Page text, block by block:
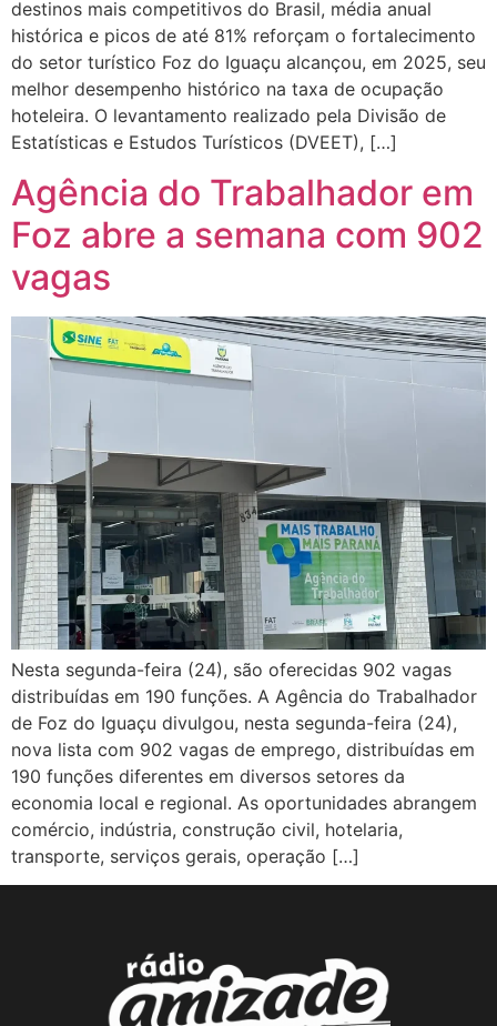
destinos mais competitivos do Brasil, média anual
histórica e picos de até 81% reforçam o fortalecimento
do setor turístico Foz do Iguaçu alcançou, em 2025, seu
melhor desempenho histórico na taxa de ocupação
hoteleira. O levantamento realizado pela Divisão de
Estatísticas e Estudos Turísticos (DVEET), […]
Agência do Trabalhador em
Foz abre a semana com 902
vagas
Nesta segunda-feira (24), são oferecidas 902 vagas
distribuídas em 190 funções. A Agência do Trabalhador
de Foz do Iguaçu divulgou, nesta segunda-feira (24),
nova lista com 902 vagas de emprego, distribuídas em
190 funções diferentes em diversos setores da
economia local e regional. As oportunidades abrangem
comércio, indústria, construção civil, hotelaria,
transporte, serviços gerais, operação […]